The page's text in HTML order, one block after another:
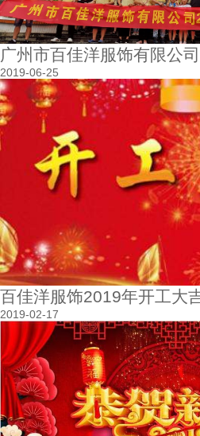
广州市百佳洋服饰有限公
2019-06-25
百佳洋服饰2019年开工大
2019-02-17